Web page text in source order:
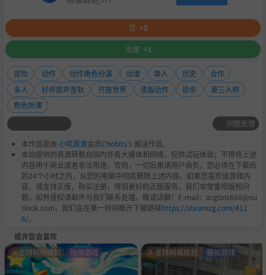
赞 +5
收藏 +3
冒险 动作 动作角色扮演 动漫 单人 历史
合作
多人
好评原声音轨 开放世界 清版动作 砍杀
第三人称
角色扮演
问题反馈
本作品是由 小叽资源会员Chobits's 搬运作品.
本站提供的资源转载自国内外各大媒体和网络，仅供试玩体验；不得将上述
内容用于商业或者非法用途，否则，一切后果请用户自负。您必须在下载后
的24个小时之内，从您的电脑中彻底删除上述内容。如果您喜欢该游戏内
容，请支持正版，购买注册，得到更好的正版服务。我们非常重视版权问
题，如有侵权请邮件与我们联系处理。敬请谅解！E-mail：acgbns666@ou
tlook.com，我们会在第一时间断开下载链接https://steamzg.com/411
6/。
或许您会喜欢
A-支持网络联机 动作游戏 A-支持网络联机 模拟游戏